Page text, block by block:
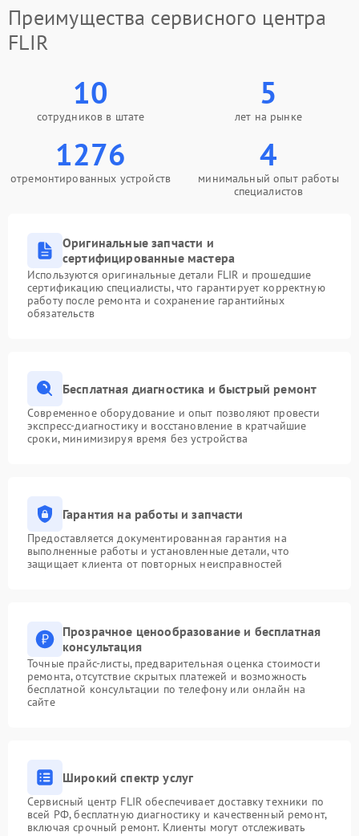
Преимущества сервисного центра
FLIR
10
сотрудников в штате
5
лет на рынке
1276
отремонтированных устройств
4
минимальный опыт работы
специалистов
Оригинальные запчасти и
сертифицированные мастера
Используются оригинальные детали FLIR и прошедшие
сертификацию специалисты, что гарантирует корректную
работу после ремонта и сохранение гарантийных
обязательств
Бесплатная диагностика и быстрый ремонт
Современное оборудование и опыт позволяют провести
экспресс-диагностику и восстановление в кратчайшие
сроки, минимизируя время без устройства
Гарантия на работы и запчасти
Предоставляется документированная гарантия на
выполненные работы и установленные детали, что
защищает клиента от повторных неисправностей
Прозрачное ценообразование и бесплатная
консультация
Точные прайс-листы, предварительная оценка стоимости
ремонта, отсутствие скрытых платежей и возможность
бесплатной консультации по телефону или онлайн на
сайте
Широкий спектр услуг
Сервисный центр FLIR обеспечивает доставку техники по
всей РФ, бесплатную диагностику и качественный ремонт,
включая срочный ремонт. Клиенты могут отслеживать